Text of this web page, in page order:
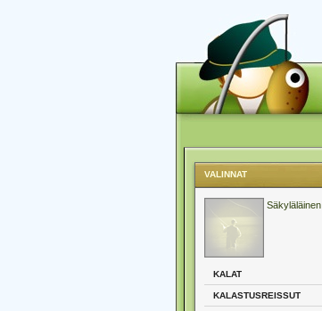
VALINNAT
Säkyläläinen
KALAT
KALASTUSREISSUT